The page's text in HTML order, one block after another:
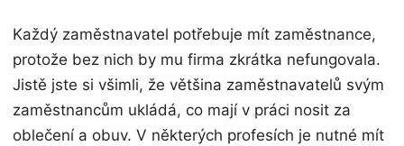
Každý zaměstnavatel potřebuje mít zaměstnance,
protože bez nich by mu firma zkrátka nefungovala.
Jistě jste si všimli, že většina zaměstnavatelů svým
zaměstnancům ukládá, co mají v práci nosit za
oblečení a obuv. V některých profesích je nutné mít